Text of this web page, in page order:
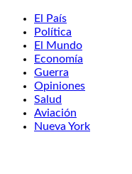
El País
Política
El Mundo
Economía
Guerra
Opiniones
Salud
Aviación
Nueva York